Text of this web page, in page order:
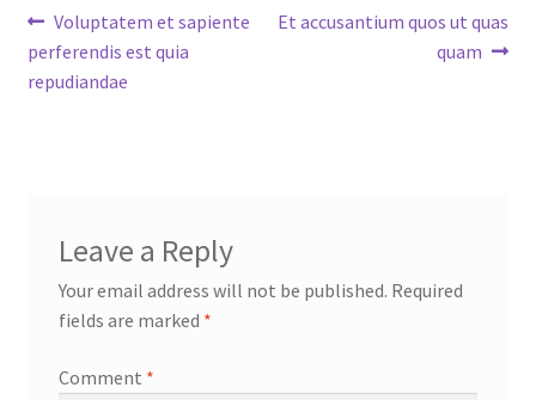
Post
navigation
Previous
post:
Voluptatem et sapiente
perferendis est quia
repudiandae
Next
Et accusantium quos ut quas
quam
Leave a Reply
Your email address will not be published. Required
fields are marked *
Comment *